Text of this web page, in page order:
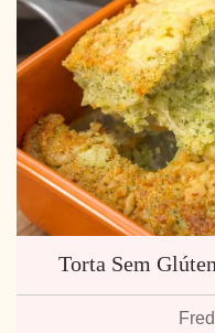
Torta Sem
Fred